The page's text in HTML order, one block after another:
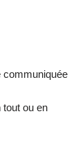
communiquée
tout ou en